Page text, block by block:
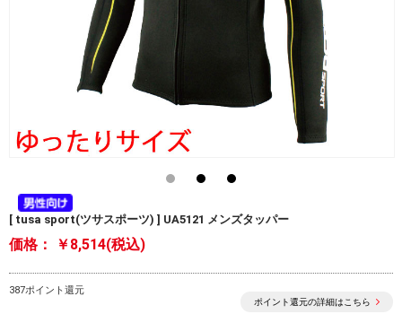
[ tusa sport(ツサスポーツ) ] UA5121 メンズタッパー
価格： ￥8,514(税込)
387ポイント還元
ポイント還元の詳細はこちら